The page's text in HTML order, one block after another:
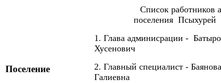
Поселение
Список работников
поселения Псыхурей
1. Глава админисрации -
Хусенович
2. Главный специалист -
Галиевна